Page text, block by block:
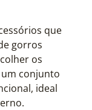
que
gorros
os
conjunto
ideal